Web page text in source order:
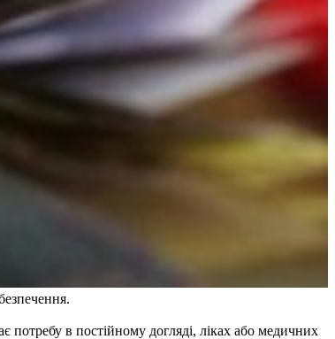
в постійному догляді, ліках або медичних